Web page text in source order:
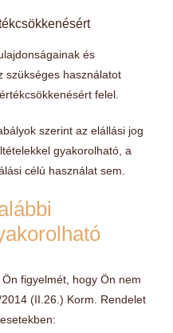
és
szükséges használatot
felel.
szerint az elállási jog
gyakorolható, a
célú használat sem.
figyelmét, hogy Ön nem
(II.26.) Korm. Rendelet